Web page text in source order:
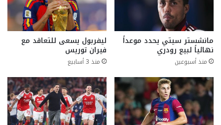
مانشستر سيتي يحدد موعداً
نهائياً لبيع رودري
منذ أسبوعين
ليفربول يسعى للتعاقد مع
فيران توريس
منذ 3 أسابيع